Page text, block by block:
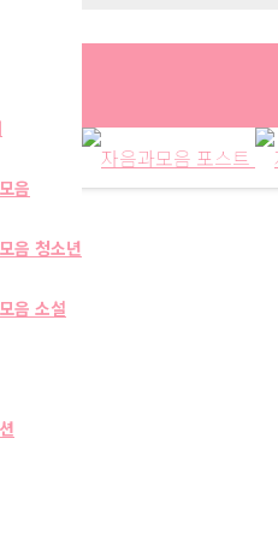
음
음 청소년
음 소설 문학상